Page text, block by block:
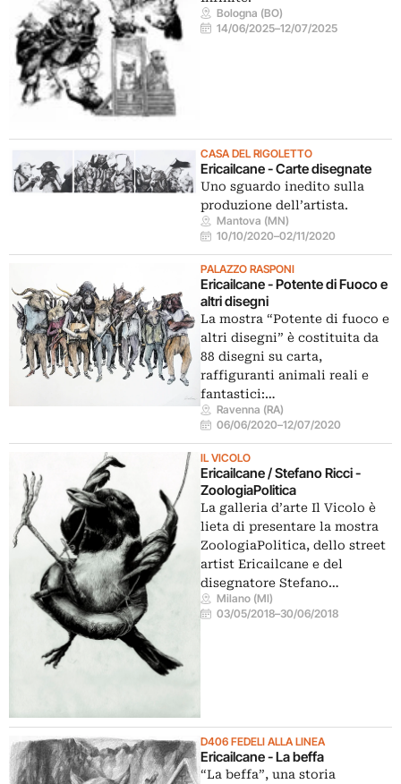
Bologna (BO)
14/06/2025–12/07/2025
CASA DEL RIGOLETTO
Ericailcane - Carte disegnate
Uno sguardo inedito sulla
produzione dell’artista.
Mantova (MN)
10/10/2020–02/11/2020
PALAZZO RASPONI
Ericailcane - Potente di Fuoco e
altri disegni
La mostra “Potente di fuoco e
altri disegni” è costituita da
88 disegni su carta,
raffiguranti animali reali e
fantastici:…
Ravenna (RA)
06/06/2020–12/07/2020
IL VICOLO
Ericailcane / Stefano Ricci -
ZoologiaPolitica
La galleria d’arte Il Vicolo è
lieta di presentare la mostra
ZoologiaPolitica, dello street
artist Ericailcane e del
disegnatore Stefano…
Milano (MI)
03/05/2018–30/06/2018
D406 FEDELI ALLA LINEA
Ericailcane - La beffa
“La beffa”, una storia